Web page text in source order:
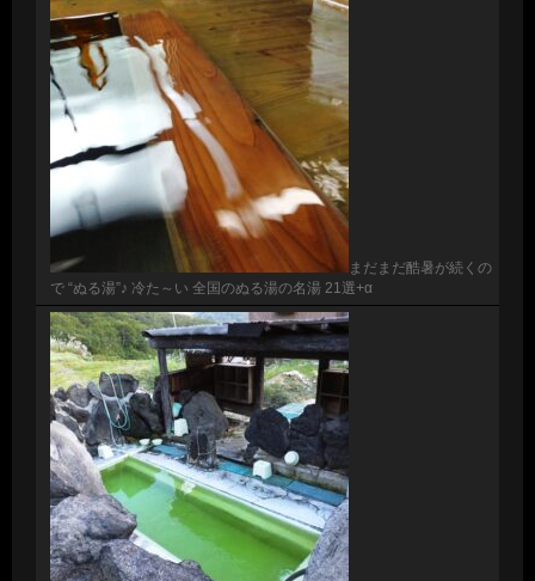
まだまだ酷暑が続くの
で “ぬる湯”♪ 冷た～い 全国のぬる湯の名湯 21選+α